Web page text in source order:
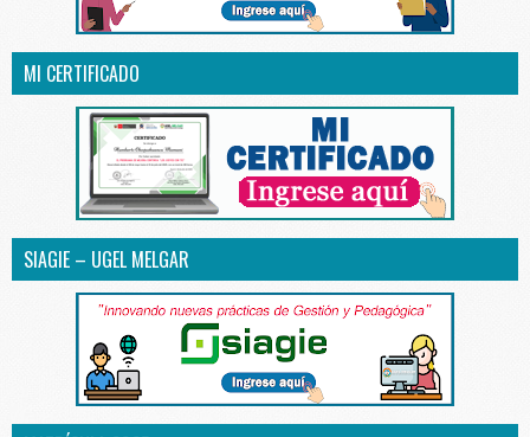
MI CERTIFICADO
SIAGIE – UGEL MELGAR